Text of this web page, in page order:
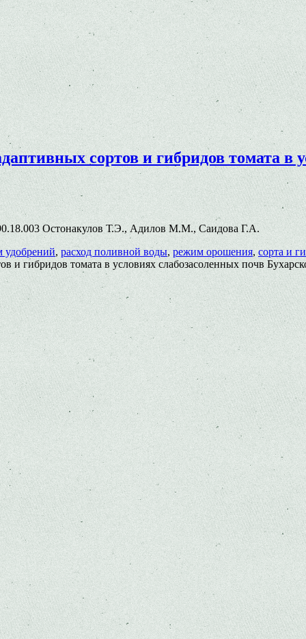
сортов и гибридов томата в
Остонакулов Т.Э., Адилов М.М., Саидова Г.А.
удобрений, расход поливной воды, режим орошения, сорта и
гибридов томата в условиях слабозасоленных почв